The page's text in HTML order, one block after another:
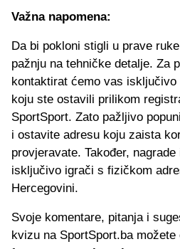
Važna napomena:
Da bi pokloni stigli u prave
pažnju na tehničke detalje. Za
kontaktirat ćemo vas isključivo
koju ste ostavili prilikom
SportSport. Zato pažljivo
i ostavite adresu koju zaista
provjeravate. Također,
isključivo igrači s fizičkom
Hercegovini.
Svoje komentare, pitanja i
kvizu na SportSport.ba